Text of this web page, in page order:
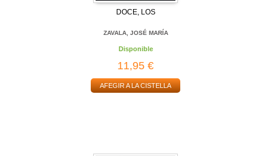
DOCE, LOS
ZAVALA, JOSÉ MARÍA
Disponible
11,95 €
AFEGIR A LA CISTELLA